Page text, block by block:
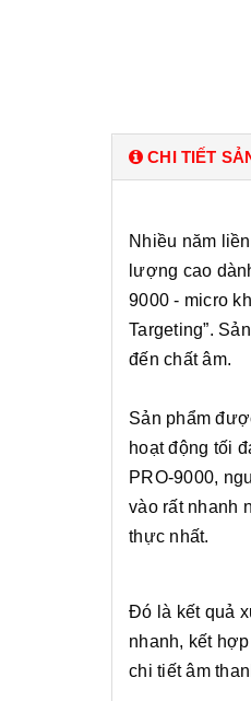
CHI TIẾT
Nhiều năm
lượng cao
9000 - micro
Targeting”.
đến chất âm.
Sản phẩm
hoạt động tối
PRO-9000,
vào rất nhanh
thực nhất.
Đó là kết quả
nhanh, kết
chi tiết âm